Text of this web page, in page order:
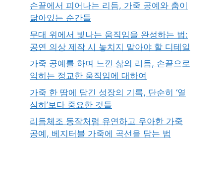
손끝에서 피어나는 리듬, 가죽 공예와 춤이
닮아있는 순간들
무대 위에서 빛나는 움직임을 완성하는 법:
공연 의상 제작 시 놓치지 말아야 할 디테일
가죽 공예를 하며 느낀 삶의 리듬, 손끝으로
익히는 정교한 움직임에 대하여
가죽 한 땀에 담긴 성장의 기록, 단순히 ‘열
심히’보다 중요한 것들
리듬체조 동작처럼 유연하고 우아한 가죽
공예, 베지터블 가죽에 곡선을 담는 법